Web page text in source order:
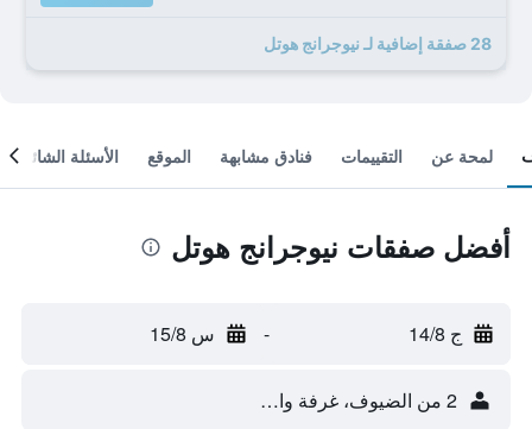
28 صفقة إضافية لـ نيوجرانج هوتل
لمحة عن التقييمات فنادق مشابهة الموقع الأسئلة الشائعة
أفضل صفقات نيوجرانج هوتل
ج 14/8 - س 15/8
2 من الضيوف، غرفة واحدة